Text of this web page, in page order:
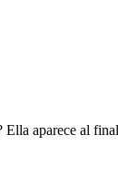
aparece al